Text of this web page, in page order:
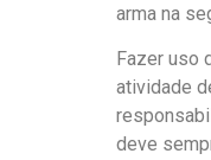
arma na
Fazer uso
atividade
deve